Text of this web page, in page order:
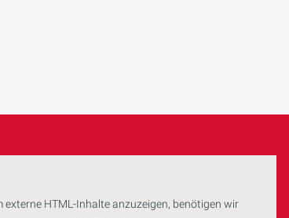
externe HTML-Inhalte anzuzeigen, benötigen wir